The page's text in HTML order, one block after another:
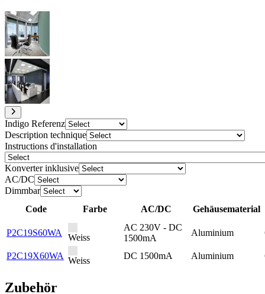
Indigo Referenz
Description technique
Instructions d'installation
Konverter inklusive
AC/DC
Dimmbar
Code
Farbe AC/DC Gehäusematerial
P2C19S60WA Weiss
AC 230V - DC
1500mA
Aluminium
P2C19X60WA Weiss DC 1500mA Aluminium
Zubehör